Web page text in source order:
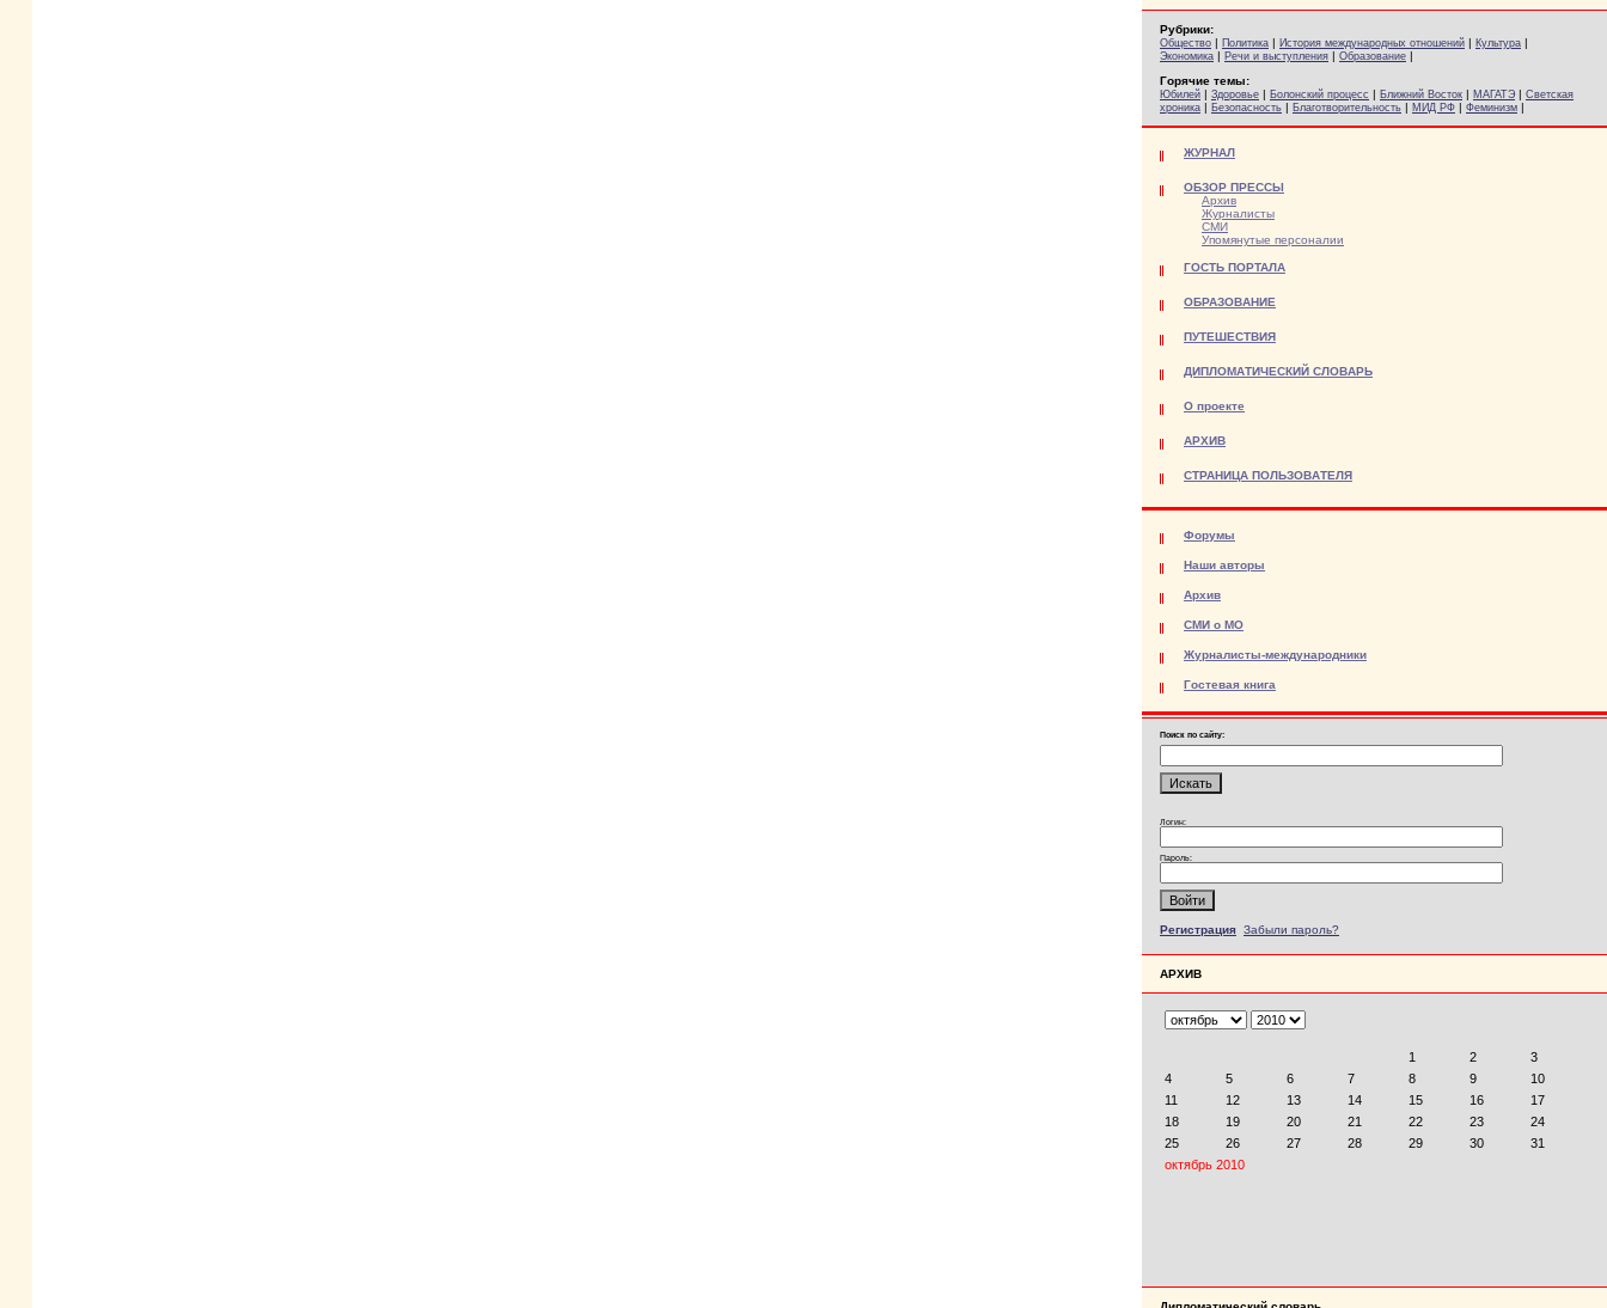
Рубрики:
Общество | Политика | История международных отношений | Культура |
Экономика | Речи и выступления | Образование |
Горячие темы:
Юбилей | Здоровье | Болонский процесс | Ближний Восток | МАГАТЭ | Светская
хроника | Безопасность | Благотворительность | МИД РФ | Феминизм |
ЖУРНАЛ
ОБЗОР ПРЕССЫ
Архив
Журналисты
СМИ
Упомянутые персоналии
ГОСТЬ ПОРТАЛА
ОБРАЗОВАНИЕ
ПУТЕШЕСТВИЯ
ДИПЛОМАТИЧЕСКИЙ СЛОВАРЬ
О проекте
АРХИВ
СТРАНИЦА ПОЛЬЗОВАТЕЛЯ
Форумы
Наши авторы
Архив
СМИ о МО
Журналисты-международники
Гостевая книга
Поиск по сайту:
Логин:
Пароль:
Регистрация Забыли пароль?
АРХИВ